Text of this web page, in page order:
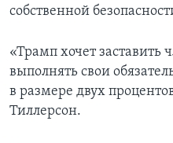
собственной
«Трамп хочет
выполнять свои
в размере двух
Тиллерсон.